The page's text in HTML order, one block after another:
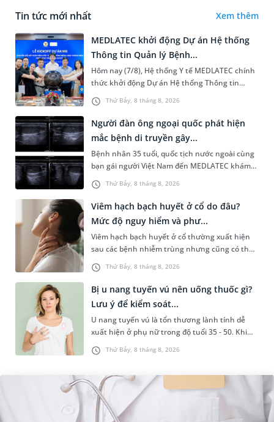
Tin tức mới nhất Xem thêm
Thứ Bảy, 8 tháng 8, 2026
MEDLATEC khởi động Dự án Hệ thống
Thông tin Quản lý Bệnh...
Hôm nay (7/8), Hệ thống Y tế MEDLATEC chính
thức khởi động Dự án Hệ thống Thông tin
Quản lý Bệnh viện (HIS - Hospital Information
System) giai đoạn mới. Dự á...
Thứ Bảy, 8 tháng 8, 2026
Người đàn ông ngoại quốc phát hiện
mắc bệnh di truyền gây...
Bệnh nhân 35 tuổi, quốc tịch nước ngoài cùng
bạn gái người Việt Nam đến MEDLATEC khám
sức khỏe tiền hôn nhân. Qua thăm khám và
làm các xét nghiệm chuyên sâu,...
Thứ Bảy, 8 tháng 8, 2026
Viêm hạch bạch huyết ở cổ do đâu?
Mức độ nguy hiểm và phư...
Viêm hạch bạch huyết ở cổ thường xuất hiện
sau các bệnh nhiễm trùng nhưng cũng có thể
liên quan đến lao hạch hoặc ung thư. Để tìm
hiểu nguyên nhân gây viêm,...
Thứ Bảy, 8 tháng 8, 2026
Bị u nang tuyến vú nên uống thuốc gì?
Lưu ý để kiểm soát...
U nang tuyến vú là tổn thương lành tính dễ
xuất hiện ở phụ nữ trong độ tuổi 35 - 50. Khi
được chẩn đoán mắc bệnh, nhiều người
thường băn khoăn u nang tuyến v...